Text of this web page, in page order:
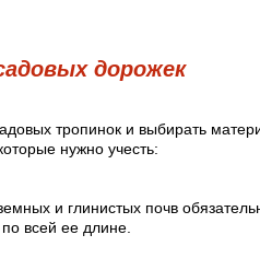
дорожек
тропинок и выбирать
нужно учесть:
и глинистых почв
всей ее длине.